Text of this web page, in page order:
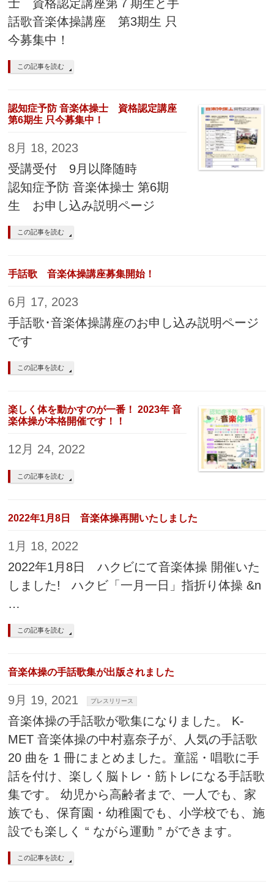
士 資格認定講座第７期生と手
話歌音楽体操講座 第3期生 只
今募集中！
この記事を読む
認知症予防 音楽体操士 資格認定講座
第6期生 只今募集中！
8月 18, 2023
受講受付 9月以降随時
認知症予防 音楽体操士 第6期
生 お申し込み説明ページ
この記事を読む
手話歌 音楽体操講座募集開始！
6月 17, 2023
手話歌･音楽体操講座のお申し込み説明ページ
です
この記事を読む
楽しく体を動かすのが一番！ 2023年 音
楽体操が本格開催です！！
12月 24, 2022
この記事を読む
2022年1月8日 音楽体操再開いたしました
1月 18, 2022
2022年1月8日 ハクビにて音楽体操 開催いた
しました! ハクビ「一月一日」指折り体操 &n
…
この記事を読む
音楽体操の手話歌集が出版されました
9月 19, 2021 プレスリリース
音楽体操の手話歌が歌集になりました。 K-
MET 音楽体操の中村嘉奈子が、人気の手話歌
20 曲を 1 冊にまとめました。童謡・唱歌に手
話を付け、楽しく脳トレ・筋トレになる手話歌
集です。 幼児から高齢者まで、一人でも、家
族でも、保育園・幼稚園でも、小学校でも、施
設でも楽しく “ ながら運動 ” ができます。
この記事を読む